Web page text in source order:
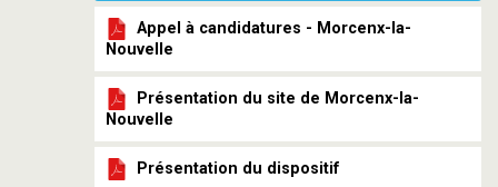
Appel à candidatures - Morcenx-la-
Nouvelle
Présentation du site de Morcenx-la-
Nouvelle
Présentation du dispositif